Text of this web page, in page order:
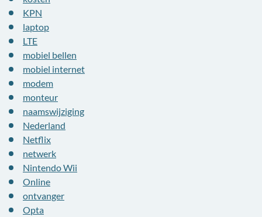
KPN
laptop
LTE
mobiel bellen
mobiel internet
modem
monteur
naamswijziging
Nederland
Netflix
netwerk
Nintendo Wii
Online
ontvanger
Opta